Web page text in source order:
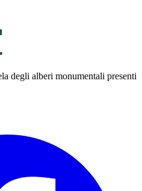
degli alberi monumentali presenti